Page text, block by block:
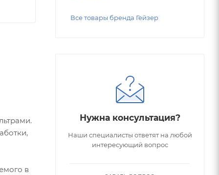
в
Все товары бренда Гейзер
Нужна консультация?
Наши специалисты ответят на любой
интересующий вопрос